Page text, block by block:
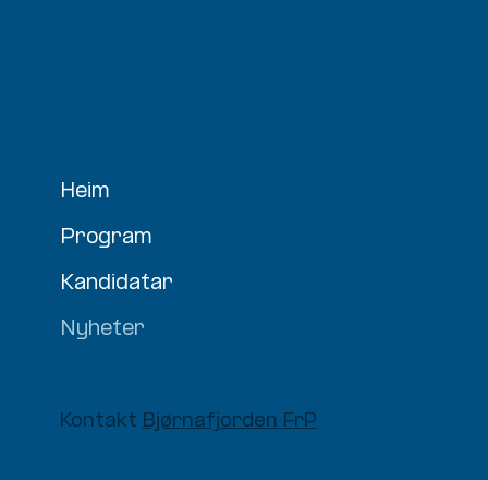
Heim
Program
Kandidatar
Nyheter
Kontakt Bjørnafjorden FrP